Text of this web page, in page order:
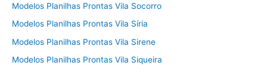
Modelos Planilhas Prontas Vila Socorro
Modelos Planilhas Prontas Vila Síria
Modelos Planilhas Prontas Vila Sirene
Modelos Planilhas Prontas Vila Siqueira